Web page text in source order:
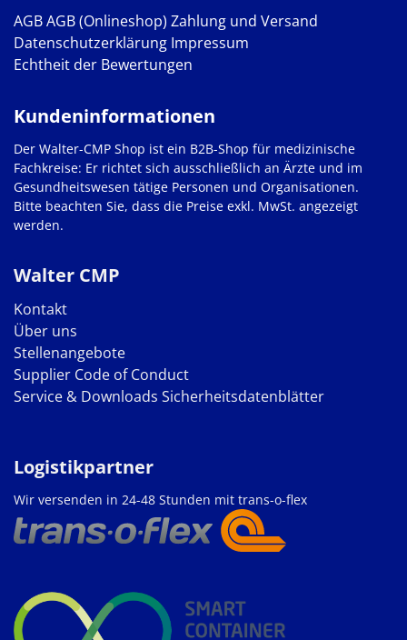
AGBAGB (Onlineshop) Zahlung und Versand
Datenschutzerklärung Impressum
Echtheit der Bewertungen
Walter CMP
Kontakt
Über uns
Stellenangebote
Supplier Code of Conduct
Service & Downloads Sicherheitsdatenblätter
Kundeninformationen
Der Walter-CMP Shop ist ein B2B-Shop für medizinische
Fachkreise: Er richtet sich ausschließlich an Ärzte und im
Gesundheitswesen tätige Personen und Organisationen.
Bitte beachten Sie, dass die Preise exkl. MwSt. angezeigt
werden.
Logistikpartner
Wir versenden in 24-48 Stunden mit trans-o-flex